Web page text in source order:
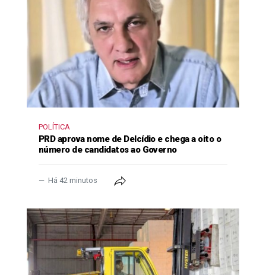
POLÍTICA
PRD aprova nome de Delcídio e chega a oito o
número de candidatos ao Governo
Há 42 minutos